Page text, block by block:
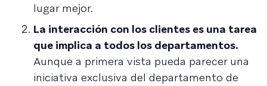
lugar mejor.
La interacción con los clientes es una tarea
que implica a todos los departamentos.
Aunque a primera vista pueda parecer una
iniciativa exclusiva del departamento de